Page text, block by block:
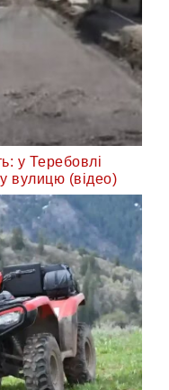
у Теребовлі
вулицю (відео)